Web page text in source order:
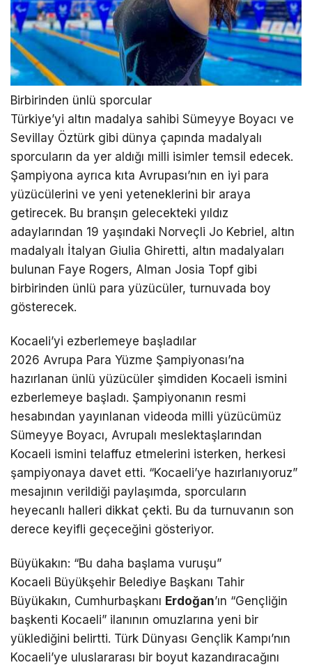
Birbirinden ünlü sporcular
Türkiye’yi altın madalya sahibi Sümeyye Boyacı ve
Sevillay Öztürk gibi dünya çapında madalyalı
sporcuların da yer aldığı milli isimler temsil edecek.
Şampiyona ayrıca kıta Avrupası’nın en iyi para
yüzücülerini ve yeni yeteneklerini bir araya
getirecek. Bu branşın gelecekteki yıldız
adaylarından 19 yaşındaki Norveçli Jo Kebriel, altın
madalyalı İtalyan Giulia Ghiretti, altın madalyaları
bulunan Faye Rogers, Alman Josia Topf gibi
birbirinden ünlü para yüzücüler, turnuvada boy
gösterecek.
Kocaeli’yi ezberlemeye başladılar
2026 Avrupa Para Yüzme Şampiyonası’na
hazırlanan ünlü yüzücüler şimdiden Kocaeli ismini
ezberlemeye başladı. Şampiyonanın resmi
hesabından yayınlanan videoda milli yüzücümüz
Sümeyye Boyacı, Avrupalı meslektaşlarından
Kocaeli ismini telaffuz etmelerini isterken, herkesi
şampiyonaya davet etti. “Kocaeli’ye hazırlanıyoruz”
mesajının verildiği paylaşımda, sporcuların
heyecanlı halleri dikkat çekti. Bu da turnuvanın son
derece keyifli geçeceğini gösteriyor.
Büyükakın: “Bu daha başlama vuruşu”
Kocaeli Büyükşehir Belediye Başkanı Tahir
Büyükakın, Cumhurbaşkanı Erdoğan’ın “Gençliğin
başkenti Kocaeli” ilanının omuzlarına yeni bir
yüklediğini belirtti. Türk Dünyası Gençlik Kampı’nın
Kocaeli’ye uluslararası bir boyut kazandıracağını